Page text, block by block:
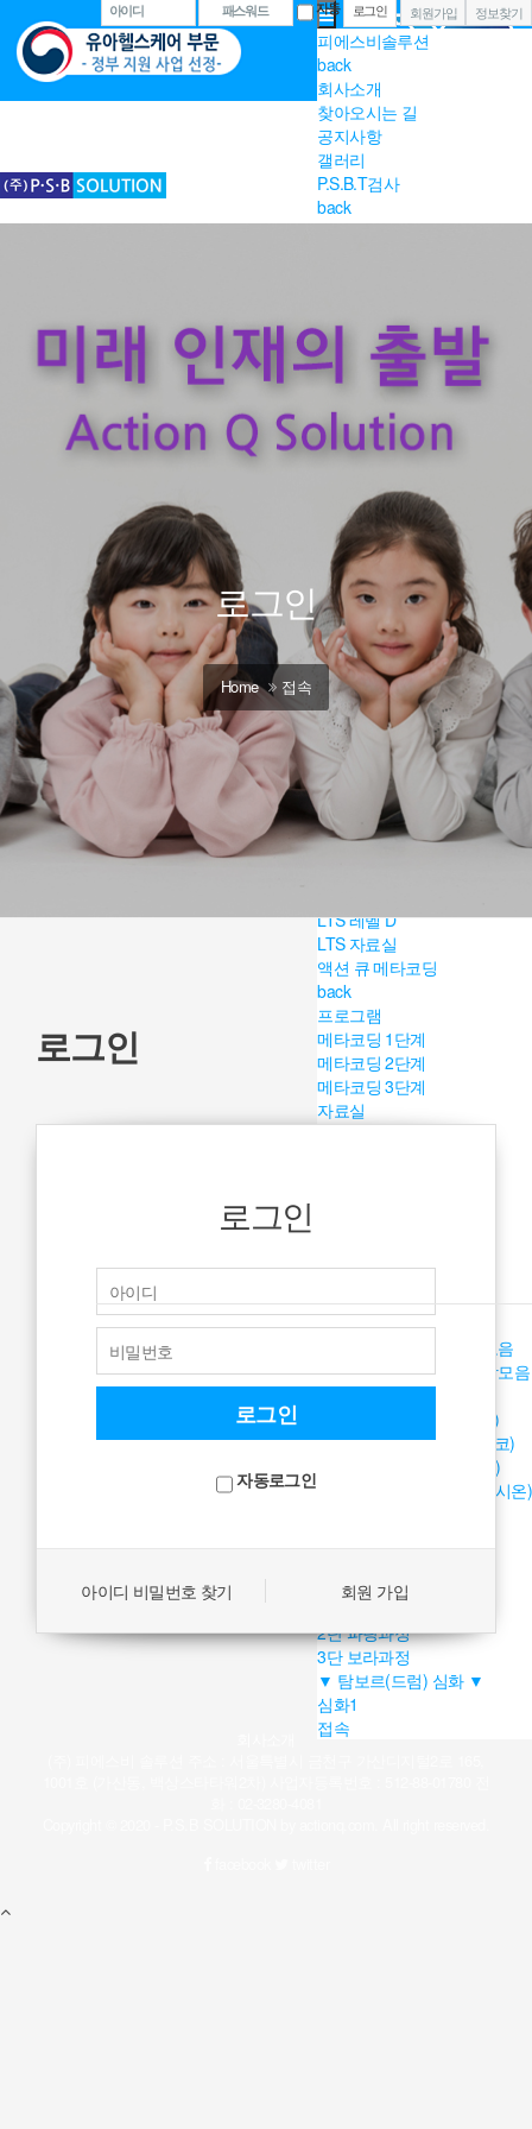
아이디 패스워드 자동 회원가입 정보찾기
피에스비솔루션
back
회사소개
찾아오시는 길
공지사항
갤러리
P.S.B.T검사
back
P.S.B.T검사
액션 큐 스포키
back
프로그램
키즈콩콩 (만 2세 -A-)
키즈콩콩 (만 3세 -B-)
키즈콩콩 (만 4세 -C-)
3D PE GAME
자료실
갤러리
ACT 잉글리시
back
ACT 프로그램
ACT Level A
ACT Level B
ACT Level C
ACT Level D
ACT 자료실
ACT 갤러리
LTS 잉글리시
back
LTS 프로그램
LTS 레벨 A
LTS 레벨 D
LTS 자료실
액션 큐 메타코딩
back
프로그램
메타코딩 1단계
메타코딩 2단계
메타코딩 3단계
자료실
Level B (클라시코)
Level C (탐보르)
Level D (트라디시온)
A (베시코) 드럼 곡 영상모음
B (클라시코) 드럼 곡 영상모음
음원뱅크 Level A (베시코)
음원뱅크 Level B (클라시코)
음원뱅크 Level C (탐보르)
음원뱅크 Level D (트라디시온)
▼ 우리 소리 사물 ▼
2단 파랑과정
3단 보라과정
▼ 탐보르(드럼) 심화 ▼
심화1
접속
로그인
Home 접속
로그인
로그인
자동로그인
아이디 비밀번호 찾기 회원 가입